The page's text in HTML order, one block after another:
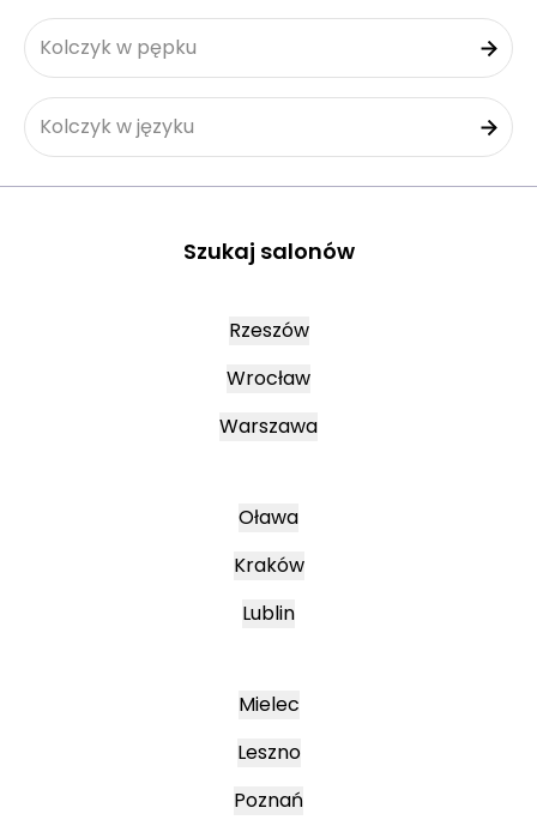
Kolczyk w pępku
Kolczyk w języku
Szukaj salonów
Rzeszów
Wrocław
Warszawa
Oława
Kraków
Lublin
Mielec
Leszno
Poznań